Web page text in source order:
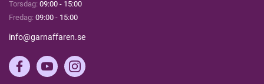
Torsdag: 09:00 - 15:00
Fredag: 09:00 - 15:00
info@garnaffaren.se